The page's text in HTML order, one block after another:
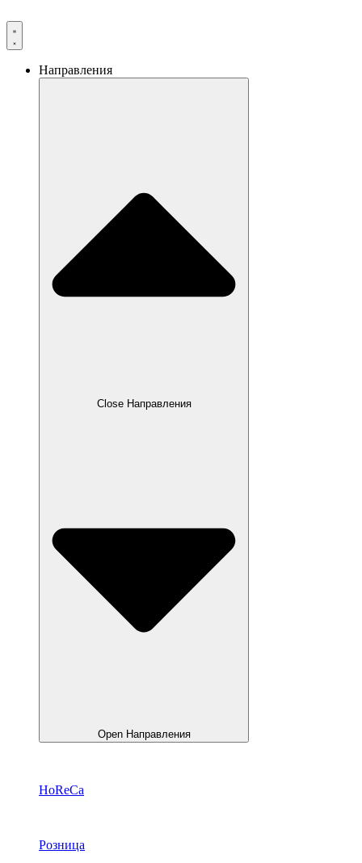
Направления
Close Направления
Open Направления
HoReCa
Розница